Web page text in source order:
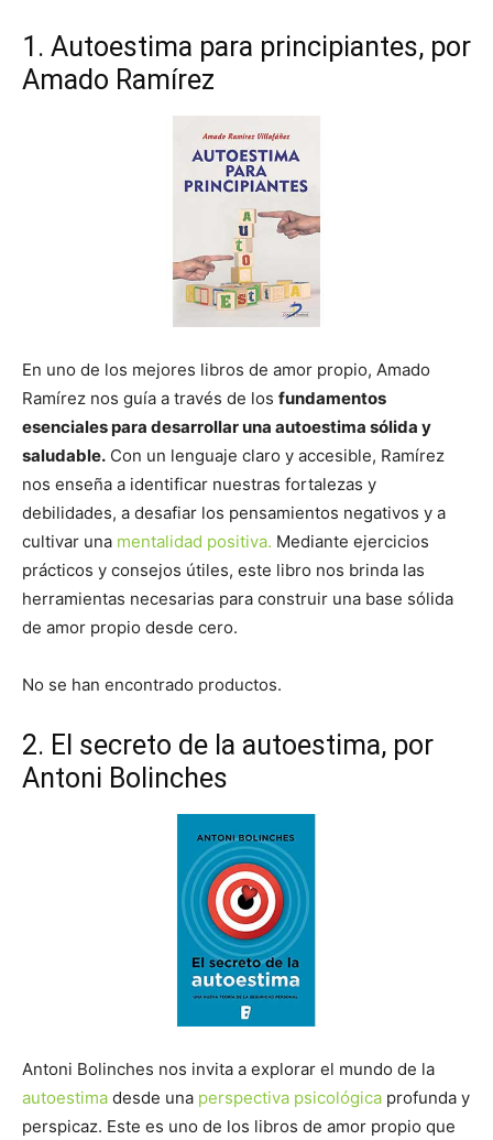
1. Autoestima para principiantes, por
Amado Ramírez
En uno de los mejores libros de amor propio, Amado
Ramírez nos guía a través de los fundamentos
esenciales para desarrollar una autoestima sólida y
saludable. Con un lenguaje claro y accesible, Ramírez
nos enseña a identificar nuestras fortalezas y
debilidades, a desafiar los pensamientos negativos y a
cultivar una mentalidad positiva. Mediante ejercicios
prácticos y consejos útiles, este libro nos brinda las
herramientas necesarias para construir una base sólida
de amor propio desde cero.
No se han encontrado productos.
2. El secreto de la autoestima, por
Antoni Bolinches
Antoni Bolinches nos invita a explorar el mundo de la
autoestima desde una perspectiva psicológica profunda y
perspicaz. Este es uno de los libros de amor propio que